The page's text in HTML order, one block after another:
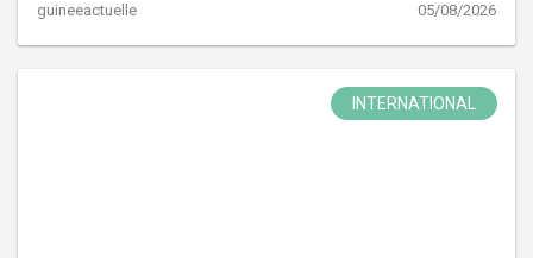
guineeactuelle 05/08/2026
INTERNATIONAL